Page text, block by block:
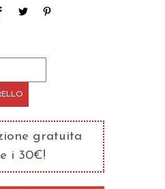
gratuita
i 30€!